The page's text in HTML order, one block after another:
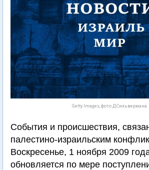
Getty Images, фото Д.Сильвермана
События и происшествия,
палестино-израильским
Воскресенье, 1 ноября 2009
обновляется по мере